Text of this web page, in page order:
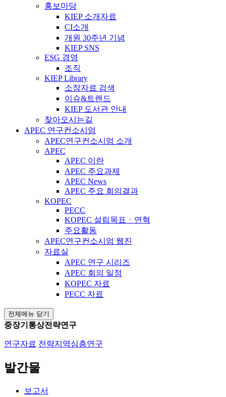
홍보마당
KIEP 소개자료
CI소개
개원 30주년 기념
KIEP SNS
ESG 경영
조직
KIEP Library
소장자료 검색
이슈&트렌드
KIEP 도서관 안내
찾아오시는길
APEC 연구컨소시엄
APEC연구컨소시엄 소개
APEC
APEC 이란
APEC 주요과제
APEC News
APEC 주요 회의결과
KOPEC
PECC
KOPEC 설립목표ㆍ연혁
주요활동
APEC연구컨소시엄 웹진
자료실
APEC 연구 시리즈
APEC 회의 일정
KOPEC 자료
PECC 자료
전체메뉴 닫기
중장기통상전략연구
연구자료 전략지역심층연구
발간물
보고서